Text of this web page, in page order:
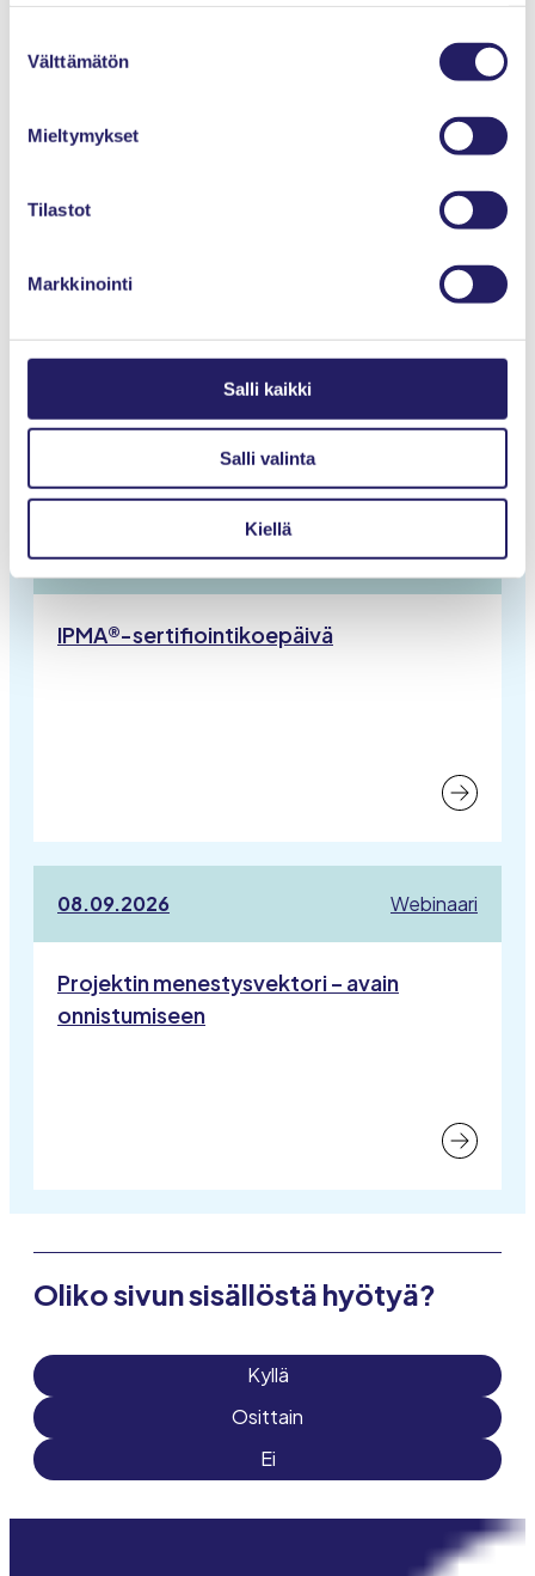
valinta
Välttämätön
Mieltymykset
Tilastot
Markkinointi
Salli kaikki
Salli valinta
Kiellä
20.08.2026 Info
Kiinnostaako IPMA -sertifiointi?
01.09.2026 Koepäivä
IPMA®-sertifiointikoepäivä
08.09.2026 Webinaari
Projektin menestysvektori – avain
onnistumiseen
Oliko sivun sisällöstä hyötyä?
Kyllä
Osittain
Ei